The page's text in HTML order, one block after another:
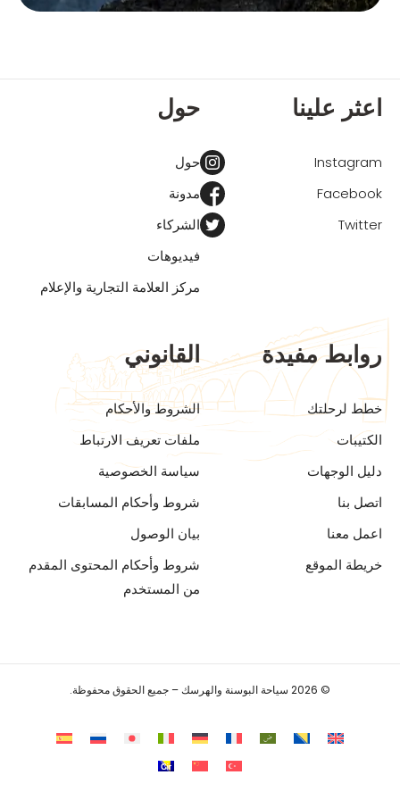
اعثر علينا
Instagram
Facebook
Twitter
حول
حول
مدونة
الشركاء
فيديوهات
مركز العلامة التجارية والإعلام
روابط مفيدة
خطط لرحلتك
الكتيبات
دليل الوجهات
اتصل بنا
اعمل معنا
خريطة الموقع
القانوني
الشروط والأحكام
ملفات تعريف الارتباط
سياسة الخصوصية
شروط وأحكام المسابقات
بيان الوصول
شروط وأحكام المحتوى المقدم
من المستخدم
© 2026 سياحة البوسنة والهرسك – جميع الحقوق محفوظة.